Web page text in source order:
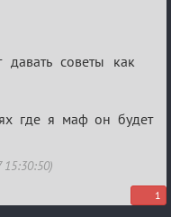
давать советы как
где я маф он будет
1